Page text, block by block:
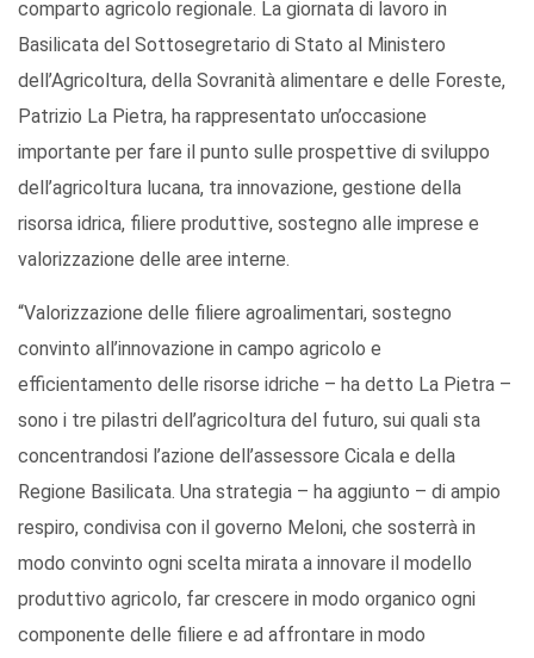
comparto agricolo regionale. La giornata di lavoro in
Basilicata del Sottosegretario di Stato al Ministero
dell’Agricoltura, della Sovranità alimentare e delle Foreste,
Patrizio La Pietra, ha rappresentato un’occasione
importante per fare il punto sulle prospettive di sviluppo
dell’agricoltura lucana, tra innovazione, gestione della
risorsa idrica, filiere produttive, sostegno alle imprese e
valorizzazione delle aree interne.
“Valorizzazione delle filiere agroalimentari, sostegno
convinto all’innovazione in campo agricolo e
efficientamento delle risorse idriche – ha detto La Pietra –
sono i tre pilastri dell’agricoltura del futuro, sui quali sta
concentrandosi l’azione dell’assessore Cicala e della
Regione Basilicata. Una strategia – ha aggiunto – di ampio
respiro, condivisa con il governo Meloni, che sosterrà in
modo convinto ogni scelta mirata a innovare il modello
produttivo agricolo, far crescere in modo organico ogni
componente delle filiere e ad affrontare in modo